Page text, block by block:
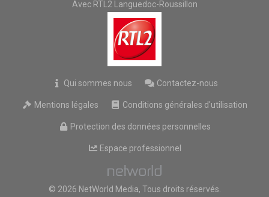
Avec RTL2 Languedoc-Roussillon
Qui sommes nous Contactez-nous
Mentions légales Conditions générales d'utilisation
Protection des données personnelles
Espace professionnel
© 2026 NetWorld Media, Tous droits réservés.